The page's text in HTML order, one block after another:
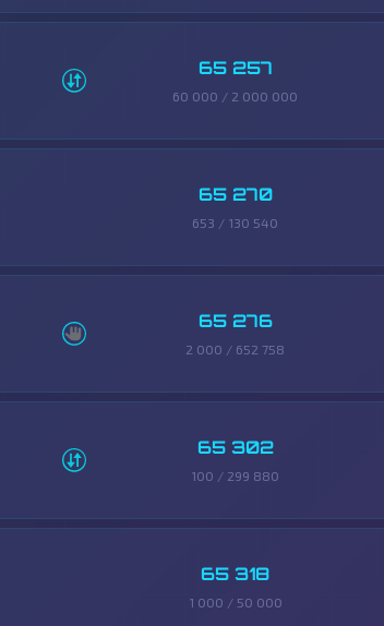
65 257
60 000 / 2 000 000
65 270
653 / 130 540
65 276
2 000 / 652 758
65 302
100 / 299 880
65 318
1 000 / 50 000